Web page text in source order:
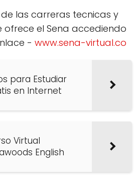
las carreras tecnicas y
el Sena accediendo
- www.sena-virtual.co
para Estudiar
en Internet
Virtual
English